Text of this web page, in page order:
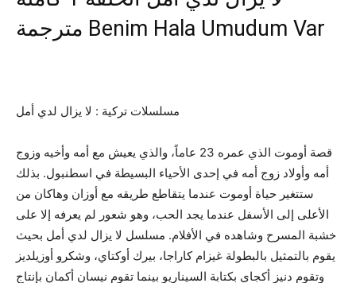
مترجمة Benim Hala Umudum Var
مسلسلات تركية : لا يزال لدي أمل
قصة أوموت الذي عمره 23 عاماً، والذي يعيش مع أمه وأخيه وزوج
أمه وأولاد زوج أمه في إحدى الأحياء البسيطة في اسطنبول. بذلك
ستتغير حياة أوموت عندما يتقاطع طريقه مع أوزان وهاكان من
الأعلى إلى الأسفل عندما يجد الحب، وهو شعور لم يعرفه إلا على
خشبة المسرح وشاهده في الأفلام. مسلسل لا يزال لدي أمل بحيث
يقوم بالتمثيل بالبطولة غيزام كاراجا، بيرك أوكتاي، وشكرو أوزيلديز
وتقوم دنيز أكجاي بكتابة السيناريو بينما تقوم نيسان أكمان بإنتاج